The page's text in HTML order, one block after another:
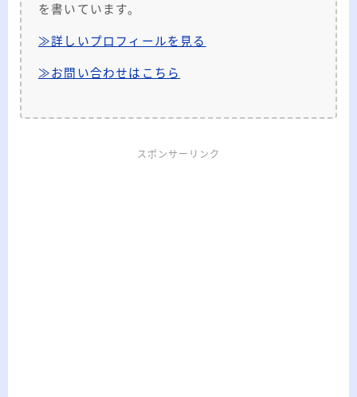
を書いています。
≫詳しいプロフィールを見る
≫お問い合わせはこちら
スポンサーリンク